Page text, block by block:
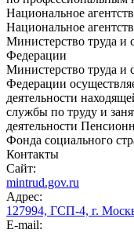
Национальное
Национальное
Министерство труда и
Федерации
Министерство труда и
Федерации
деятельности
службы по труду и
деятельности
Фонда социального
Контакты
Сайт:
mintrud.gov.ru
Адрес:
127994, ГСП-4, г.
E-mail: